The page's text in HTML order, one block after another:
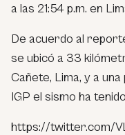
a las 21:54 p.m. en
De acuerdo al
se ubicó a 33
Cañete, Lima, y a
IGP el sismo ha
https://twitter.com/